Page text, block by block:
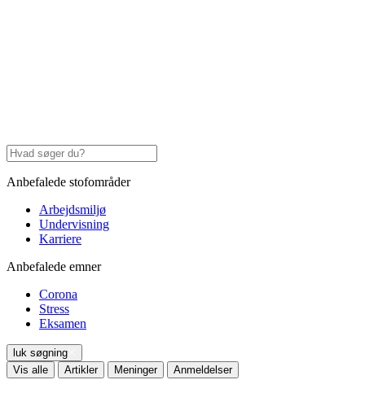
Anbefalede stofområder
Arbejdsmiljø
Undervisning
Karriere
Anbefalede emner
Corona
Stress
Eksamen
luk søgning
Vis alle
Artikler Meninger Anmeldelser